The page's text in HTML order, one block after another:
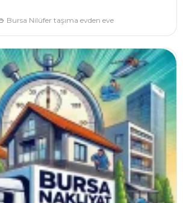
Bursa Nilüfer taşıma evden eve